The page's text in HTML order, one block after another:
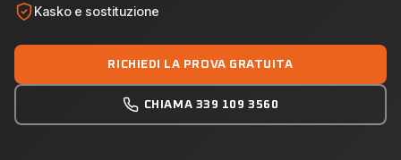
Kasko e sostituzione
RICHIEDI LA PROVA GRATUITA
CHIAMA 339 109 3560